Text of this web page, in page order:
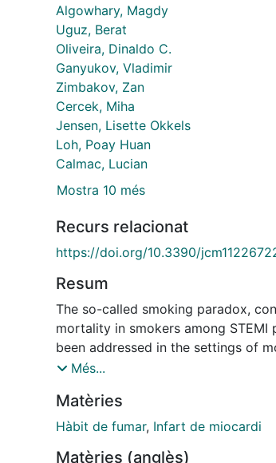
Algowhary, Magdy
Uguz, Berat
Oliveira, Dinaldo C.
Ganyukov, Vladimir
Zimbakov, Zan
Cercek, Miha
Jensen, Lisette Okkels
Loh, Poay Huan
Calmac, Lucian
Mostra 10 més
Recurs relacionat
https://doi.org/10.3390/
Resum
The so-called smoking paradox,
mortality in smokers among STEMI
been addressed in the settings of
protocols. The ISACS-STEMI
mortality, reperfusion, and 30-day
primary PCI patients in the era of
Més...
Matèries
Hàbit de fumar, Infart de miocardi
Matèries (anglès)